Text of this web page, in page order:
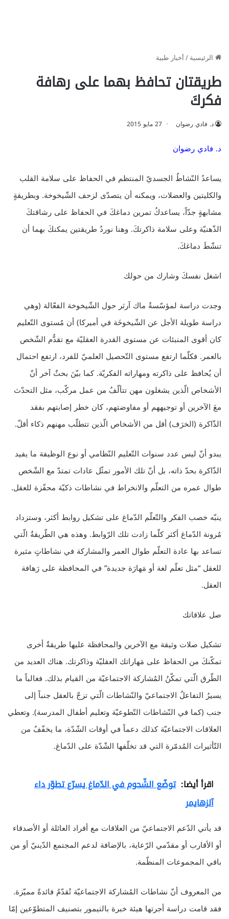
الرئيسية/أخبار طبية
طريقتان تحافظ بهما على رهافة
فكركَ
د. فادي رضوان 27 مايو 2015
د. فادي رضوان
يساعدُ النّشاطُ الجسديّ المنتظم في الحفاظ على سلامة القلب
والكليتين والعضلات، ويمكنه أن يتصدّى لزحف الشّيخوخة. وبطريقةٍ
مشابهةٍ جدّاً، يساعدكُ تمرين دماغكَ في الحفاظ على رشاقتكَ
الذّهنيّة وعلى سلامة ذاكرتكَ. وهنا نوردُ طريقتين يمكنكَ بهما أن
تنشّطَ دماغكَ.
اشغل نفسكَ وشارك من حولك
وجدت دراسة لمؤسّسةُ ماك آرثر حول الشّيخوخة الفعّالة (وهي
دراسة طويلة الأجل عن الشّيخوخَة في أميركا) أن مُستوى التّعليم
كان أقوى المنبئات عن مستوى القدرة العقليّة مع تقدُّم الشّخص
بالعمر. فكلّما ارتفع مستوى التّحصيل العلميّ للفرد، ارتفع احتمال
أن يُحافظ على ذاكرته ومهاراته الفكريّة. كما بيّنَ بحثٌ آخر أنّ
الأشخاص الّذين يشغلون مهن تتألّفُ من عمل مركّب، مثل التحدّث
معَ الآخرين أو توجيههم أو مفاوضتهم، كان خطر إصابتهم بفقد
الذّاكرة (الخرَف) أقل من الأشخاص الّذين تتطلّب مهنهم ذكاء أقلّ.
يبدو أنّ ليس عدد سنوات التّعليم النّظامي أو نوع الوظيفة ما يفيد
الذّاكرة بحدّ ذاته، بل أنّ تلك الأمور تمثّل عادات تمتدّ مع الشّخص
طوال عمره من التعلّم والانخراط في نشاطات ذكيّة محفّزة للعقل.
ينبّه خصب الفكر والتّعلّم الدّماغ على تشكيل روابط أكثر، وستزداد
مُرونة الدّماغ أكثر كلّما زادت تلك الرّوابط. وهذه هي الطّريقةُ الّتي
تساعد بها عادة التعلّم طوال العمر والمشاركة في نشاطاتٍ مثيرة
للعقل “مثل تعلّم لغة أو مَهارَة جديدة” في المحافظة على رَهافة
العقل.
صل علاقاتك
تشكيل صلات وثيقة مع الآخرين والمحافظة عليها طريقةٌ أخرى
تمكّنكَ من الحفاظ على مَهاراتك العقليّة وذاكرتك. هناك العديد من
الطّرق الّتي تمكّنُ المُشاركة الاجتماعيّة من القيام بذلك. فغالباً ما
يسيرُ التفاعلُ الاجتماعيّ والنّشاطات الّتي تزجّ بالعقل جنباً إلى
جنب (كما في النّشاطات التّطوعيّة وتعليم أطفال المدرسة). وتعطي
العلاقات الاجتماعيّة كذلك دعماً في أوقات الشّدّة، ما يخفّفُ من
التّأثيرات المُدمّرة التي قد تخلّفها الشّدّة على الدّماغ.
اقرأ أيضا: توضّع الشّحوم في الدّماغ يسرّع تطوّر داء
آلزهايمر
قد يأتي الدّعم الاجتماعيّ من العلاقات مع أفراد العائلة أو الأصدقاء
أو الأقارب أو مقدّمي الرّعاية، بالإضافة لدعم المجتمع الدّينيّ أو من
باقي المجموعات المنظّمة.
من المعروف أنّ نشاطات المُشاركة الاجتماعيّة تُقدّمُ فائدةً مميّزة.
فقد قامت دراسة أجرتها هيئة خبرة بالتيمور بتصنيف المتطوّعين إمّا